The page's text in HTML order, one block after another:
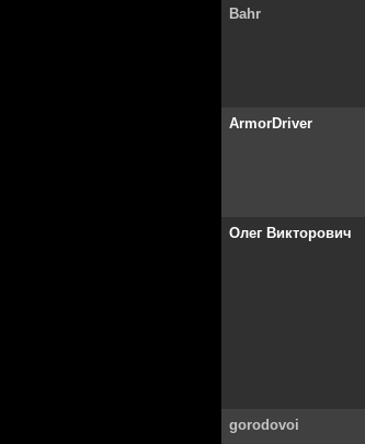
Bahr
ArmorDriver
Олег Викторович
gorodovoi